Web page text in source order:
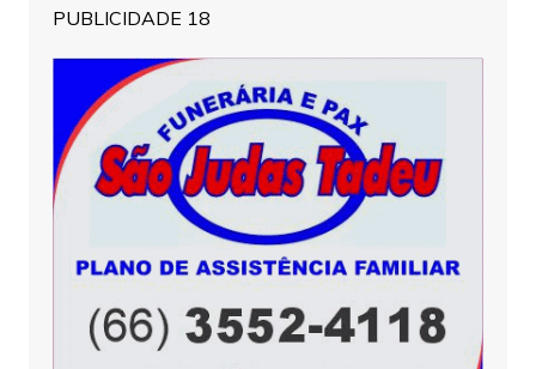
PUBLICIDADE 18